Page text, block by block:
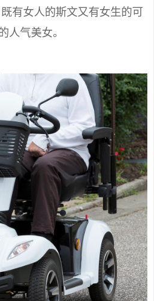
有女人的斯文又有女生的可
人气美女。